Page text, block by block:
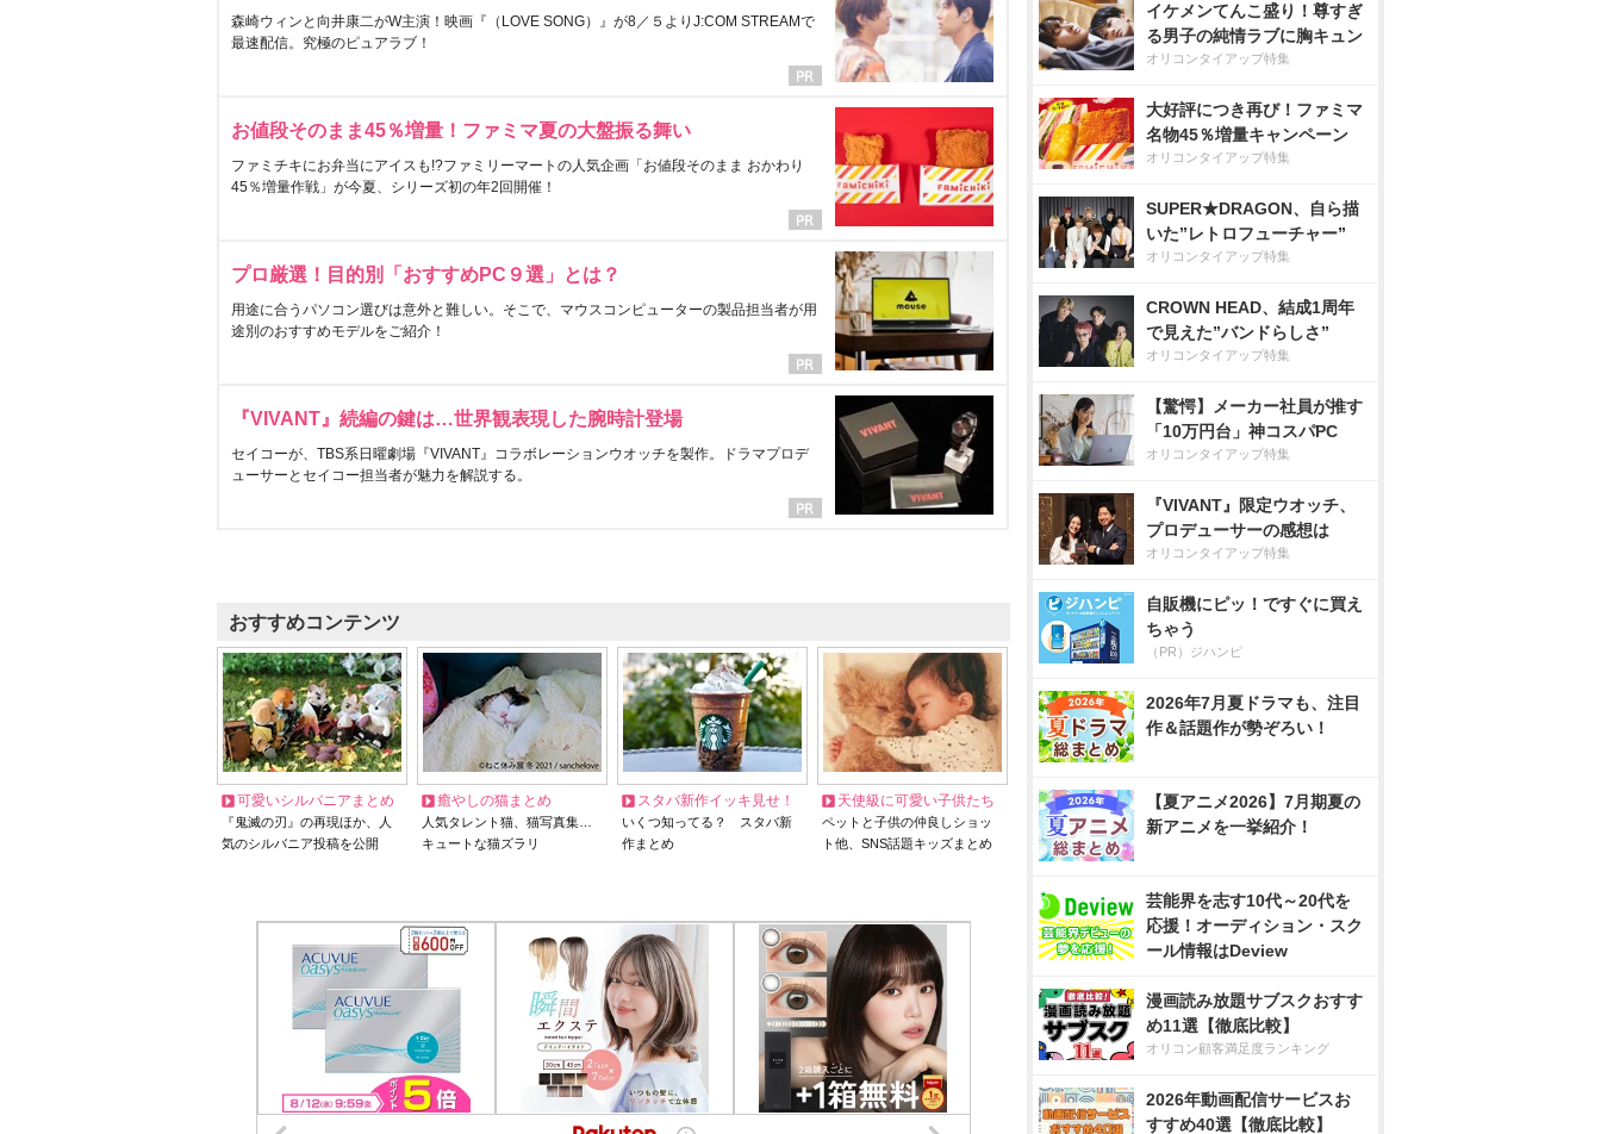
森崎ウィンと向井康二がW主演！映画『（LOVE SONG）』が8／５よりJ:COM STREAMで
最速配信。究極のピュアラブ！
お値段そのまま45％増量！ファミマ夏の大盤振る舞い
ファミチキにお弁当にアイスも!?ファミリーマートの人気企画「お値段そのまま おかわり
45％増量作戦」が今夏、シリーズ初の年2回開催！
プロ厳選！目的別「おすすめPC９選」とは？
用途に合うパソコン選びは意外と難しい。そこで、マウスコンピューターの製品担当者が用
途別のおすすめモデルをご紹介！
『VIVANT』続編の鍵は…世界観表現した腕時計登場
セイコーが、TBS系日曜劇場『VIVANT』コラボレーションウオッチを製作。ドラマプロデ
ューサーとセイコー担当者が魅力を解説する。
おすすめコンテンツ
可愛いシルバニアまとめ
『鬼滅の刃』の再現ほか、人
気のシルバニア投稿を公開
癒やしの猫まとめ
人気タレント猫、猫写真集…
キュートな猫ズラリ
スタバ新作イッキ見せ！
いくつ知ってる？ スタバ新
作まとめ
天使級に可愛い子供たち
ペットと子供の仲良しショッ
ト他、SNS話題キッズまとめ
イケメンてんこ盛り！尊すぎ
る男子の純情ラブに胸キュン
オリコンタイアップ特集
大好評につき再び！ファミマ
名物45％増量キャンペーン
オリコンタイアップ特集
SUPER★DRAGON、自ら描
いた”レトロフューチャー”
オリコンタイアップ特集
CROWN HEAD、結成1周年
で見えた”バンドらしさ”
オリコンタイアップ特集
【驚愕】メーカー社員が推す
「10万円台」神コスパPC
オリコンタイアップ特集
『VIVANT』限定ウオッチ、
プロデューサーの感想は
オリコンタイアップ特集
自販機にピッ！ですぐに買え
ちゃう
（PR）ジハンピ
2026年7月夏ドラマも、注目
作＆話題作が勢ぞろい！
【夏アニメ2026】7月期夏の
新アニメを一挙紹介！
芸能界を志す10代～20代を
応援！オーディション・スク
ール情報はDeview
漫画読み放題サブスクおすす
め11選【徹底比較】
オリコン顧客満足度ランキング
2026年動画配信サービスお
すすめ40選【徹底比較】